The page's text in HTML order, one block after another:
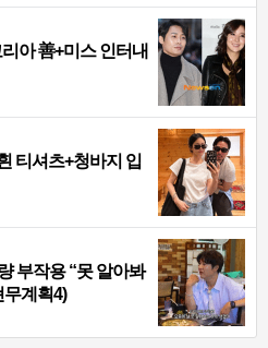
리아 善+미스 인터내
티셔츠+청바지 입
부작용 “못 알아봐
무계획4)